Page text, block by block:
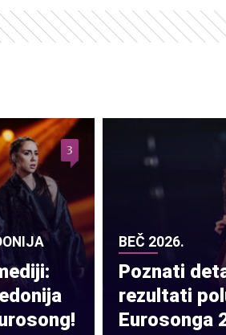
3
BEČ 2026.
Poznati
rezultati
Eurosonga